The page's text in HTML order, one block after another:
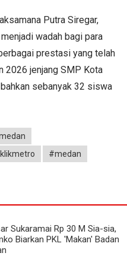
Putra Siregar,
wadah bagi para
prestasi yang telah
2026 jenjang SMP Kota
sebanyak 32 siswa
#medan
Sukaramai Rp 30 M Sia-sia,
Biarkan PKL 'Makan' Badan